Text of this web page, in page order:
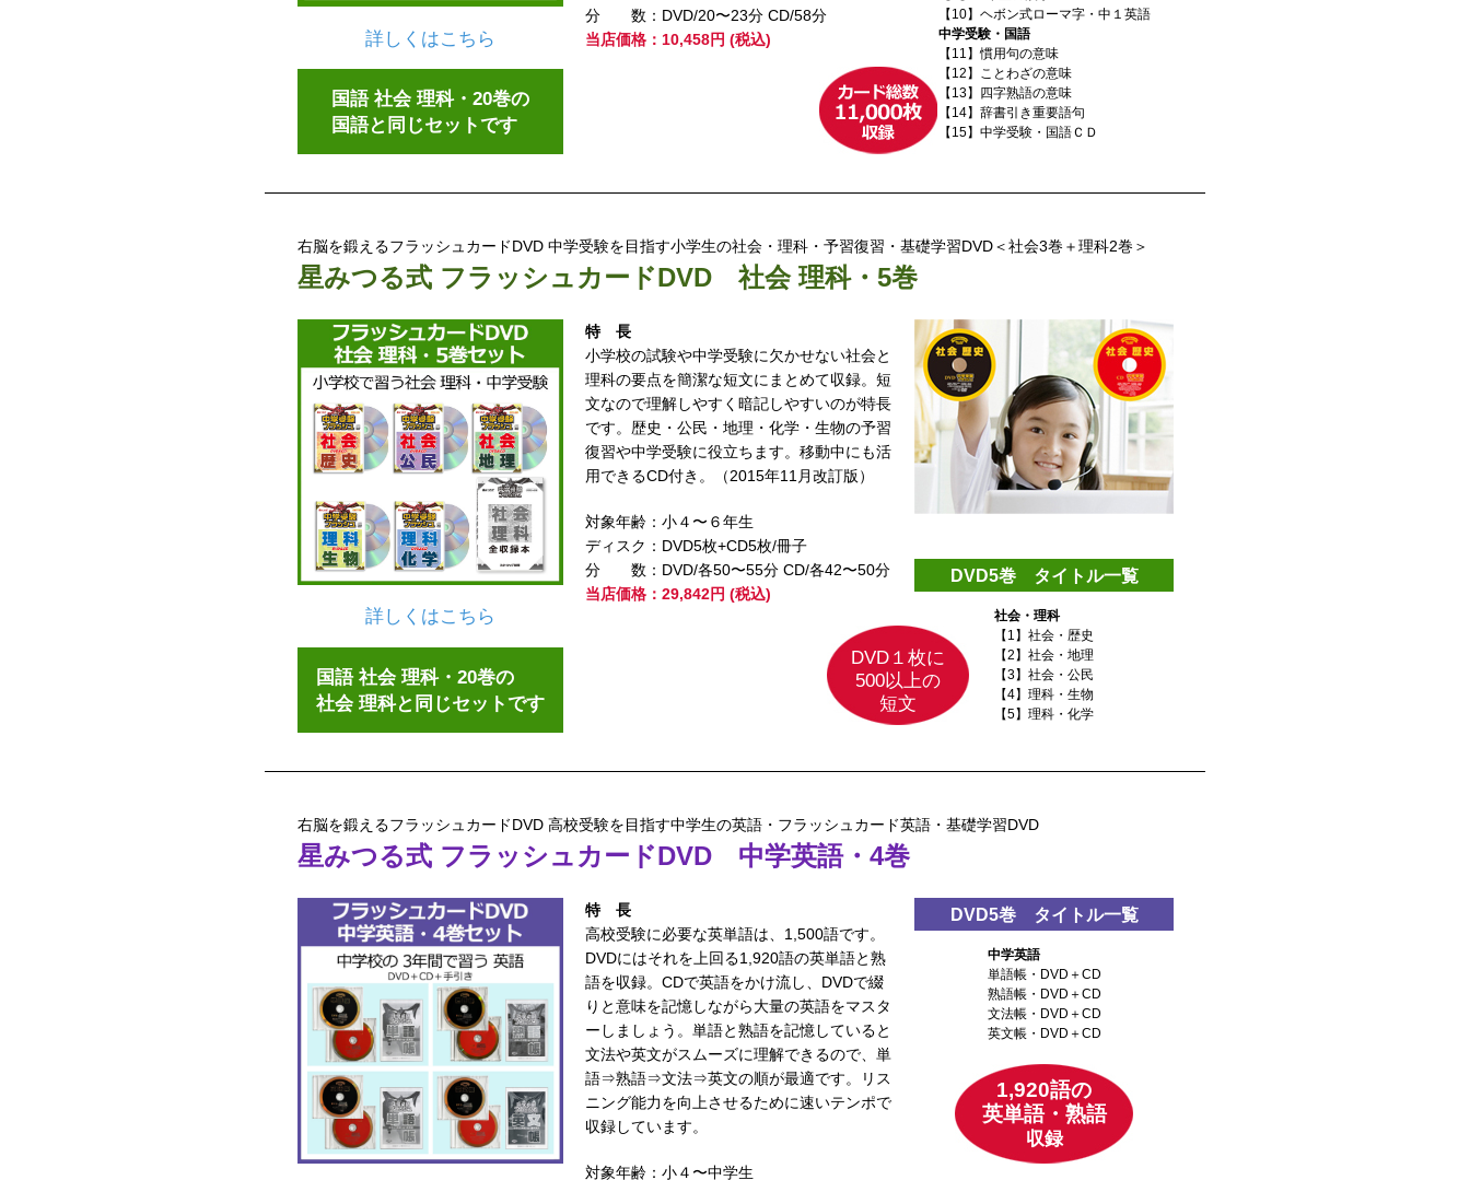
詳しくはこちら
国語 社会 理科・20巻の
国語と同じセットです
分 数：DVD/20〜23分 CD/58分
当店価格：10,458円 (税込)
【10】ヘボン式ローマ字・ 中１英語
中学受験・国語
【11】慣用句の意味
【12】ことわざの意味
【13】四字熟語の意味
【14】辞書引き重要語句
【15】中学受験・国語ＣＤ
右脳を鍛えるフラッシュカードDVD 中学受験を目指す小学生の社会・理科・予習復習・基礎学習DVD＜社会3巻＋理科2巻＞
星みつる式 フラッシュカードDVD 社会 理科・5巻
詳しくはこちら
国語 社会 理科・20巻の
社会 理科と同じセットです
特長
小学校の試験や中学受験に欠かせない社会と
理科の要点を簡潔な短文にまとめて収録。短
文なので理解しやすく暗記しやすいのが特長
です。歴史・公民・地理・化学・生物の予習
復習や中学受験に役立ちます。移動中にも活
用できるCD付き。（2015年11月改訂版）
対象年齢：小４〜６年生
ディスク：DVD5枚+CD5枚/冊子
分 数：DVD/各50〜55分 CD/各42〜50
当店価格：29,842円 (税込)
DVD5巻 タイトル一覧
社会・理科
【1】社会・歴史
【2】社会・地理
【3】社会・公民
【4】理科・生物
【5】理科・化学
DVD１枚に
500以上の
短文
右脳を鍛えるフラッシュカードDVD 高校受験を目指す中学生の英語・フラッシュカード英語・基礎学習DVD
星みつる式 フラッシュカードDVD 中学英語・4巻
特長
高校受験に必要な英単語は、1,500語です。
DVDにはそれを上回る1,920語の英単語と熟
語を収録。CDで英語をかけ流し、DVDで綴
りと意味を記憶しながら大量の英語をマスタ
ーしましょう。単語と熟語を記憶していると
文法や英文がスムーズに理解できるので、単
語⇒熟語⇒文法⇒英文の順が最適です。リス
ニング能力を向上させるために速いテンポで
収録しています。
対象年齢：小４〜中学生
DVD5巻 タイトル一覧
中学英語
単語帳・DVD＋CD
熟語帳・DVD＋CD
文法帳・DVD＋CD
英文帳・DVD＋CD
1,920語の
英単語・熟語
収録